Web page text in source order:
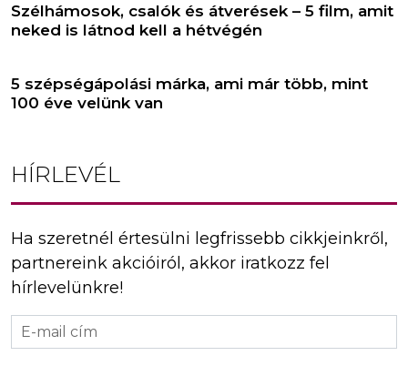
Szélhámosok, csalók és átverések – 5 film, amit
neked is látnod kell a hétvégén
5 szépségápolási márka, ami már több, mint
100 éve velünk van
HÍRLEVÉL
Ha szeretnél értesülni legfrissebb cikkjeinkről,
partnereink akcióiról, akkor iratkozz fel
hírlevelünkre!